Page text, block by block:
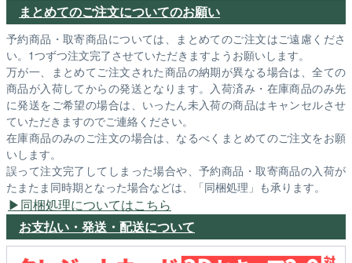
まとめてのご注文についてのお願い
予約商品・取寄商品については、まとめてのご注文はご遠慮くださ
い。1つずつ注文完了させていただきますようお願いします。
万が一、まとめてご注文された商品の納期が異なる場合は、全ての
商品が入荷してからの発送となります。入荷済み・在庫商品のみ先
に発送をご希望の場合は、いったん未入荷の商品はキャンセルさせ
ていただきますのでご連絡ください。
在庫商品のみのご注文の場合は、なるべくまとめてのご注文をお願
いします。
誤って注文完了してしまった場合や、予約商品・取寄商品の入荷が
たまたま同時期となった場合などは、「同梱処理」も承ります。
同梱処理についてはこちら
お支払い・発送・配送について